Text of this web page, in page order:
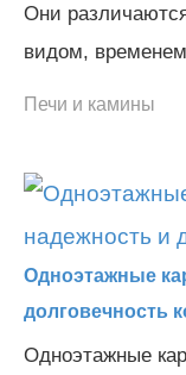
Они
видом, временем
Печи и камины
Одноэтажные
долговечность
Одноэтажные